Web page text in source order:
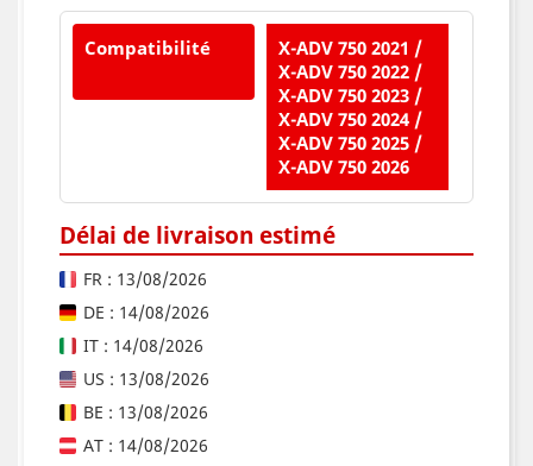
Compatibilité
X-ADV 750 2021 /
X-ADV 750 2022 /
X-ADV 750 2023 /
X-ADV 750 2024 /
X-ADV 750 2025 /
X-ADV 750 2026
Délai de livraison estimé
FR : 13/08/2026
DE : 14/08/2026
IT : 14/08/2026
US : 13/08/2026
BE : 13/08/2026
AT : 14/08/2026